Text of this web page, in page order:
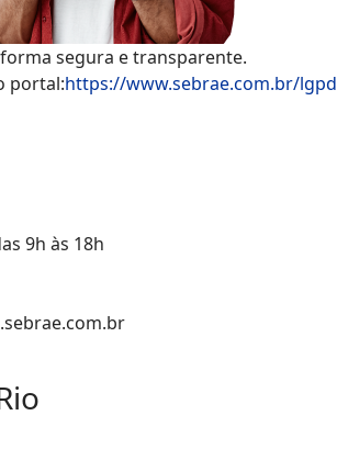
segura e transparente.
portal:https://www.sebrae.com.br/lgpd
9h às 18h